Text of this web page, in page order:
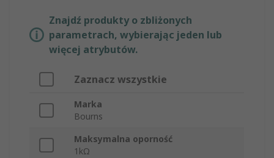
Znajdź produkty o zbliżonych
parametrach, wybierając jeden lub
więcej atrybutów.
Zaznacz wszystkie
Marka
Bourns
Maksymalna oporność
1kΩ